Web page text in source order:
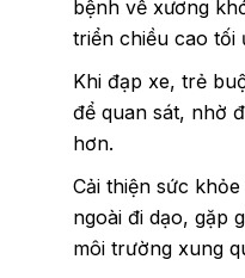
bệnh về xương
triển chiều cao tối
Khi đạp xe, trẻ
để quan sát, nhờ
hơn.
Cải thiện sức
ngoài đi dạo, gặp
môi trường xung